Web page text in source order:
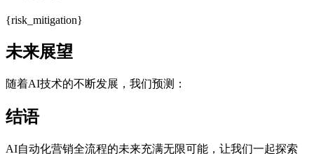
{risk_mitigation}
未来展望
随着AI技术的不断发展，我们预测：
结语
AI自动化营销全流程的未来充满无限可能，让我们一起探索